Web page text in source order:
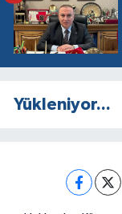
Yükleniyor...